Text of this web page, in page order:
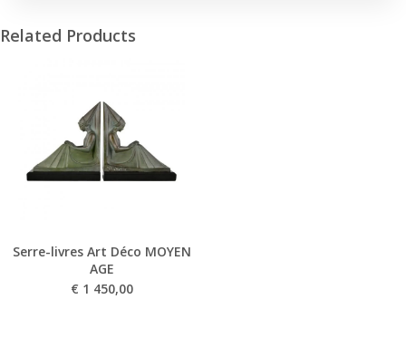
Related Products
Serre-livres Art Déco MOYEN
AGE
€ 1 450,00